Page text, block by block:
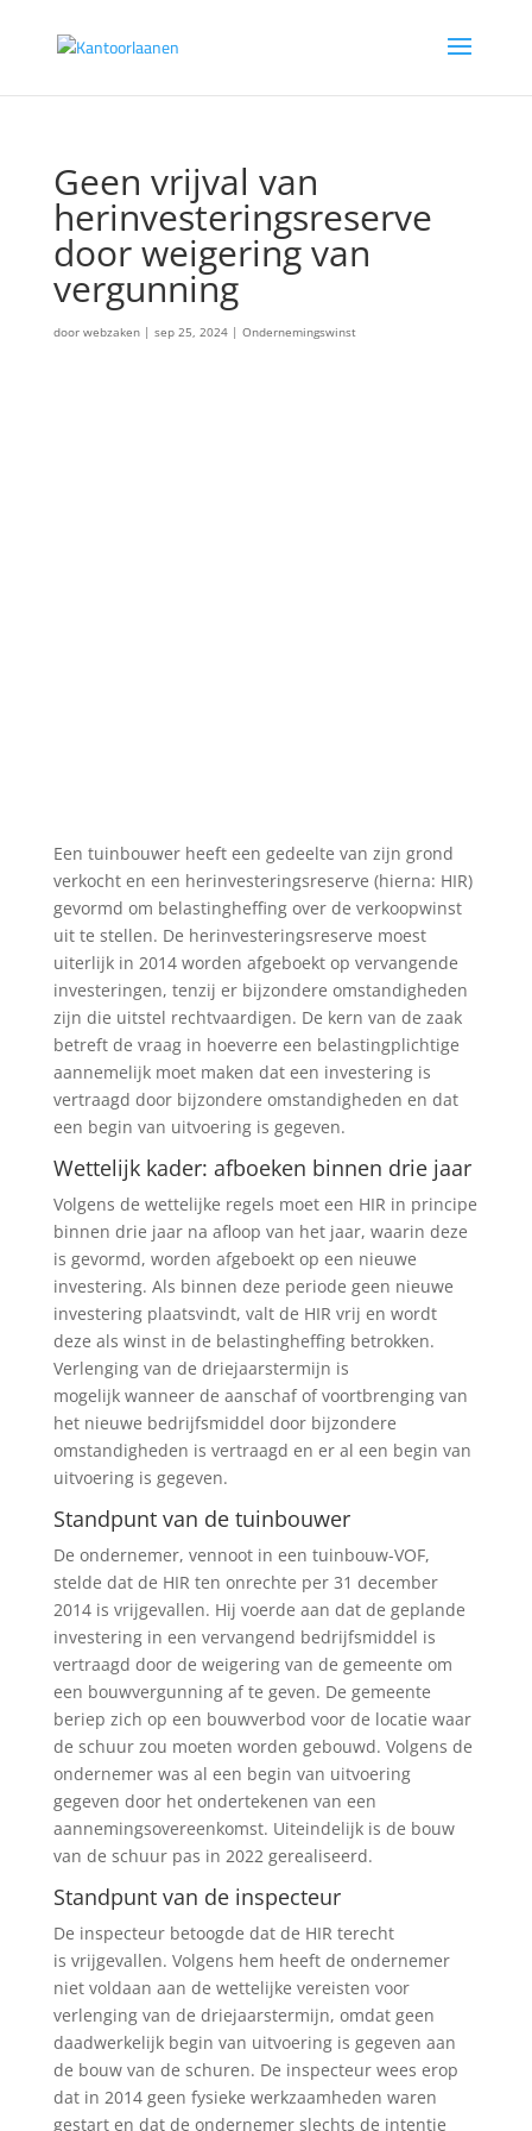
Geen vrijval van
herinvesteringsreserve
door weigering van
vergunning
door webzaken| sep 25, 2024| Ondernemingswinst
Een tuinbouwer heeft een gedeelte van zijn grond
verkocht en een herinvesteringsreserve (hierna: HIR)
gevormd om belastingheffing over de verkoopwinst
uit te stellen. De herinvesteringsreserve moest
uiterlijk in 2014 worden afgeboekt op vervangende
investeringen, tenzij er bijzondere omstandigheden
zijn die uitstel rechtvaardigen. De kern van de zaak
betreft de vraag in hoeverre een belastingplichtige
aannemelijk moet maken dat een investering is
vertraagd door bijzondere omstandigheden en dat
een begin van uitvoering is gegeven.
Wettelijk kader: afboeken binnen drie jaar
Volgens de wettelijke regels moet een HIR in principe
binnen drie jaar na afloop van het jaar, waarin deze
is gevormd, worden afgeboekt op een nieuwe
investering. Als binnen deze periode geen nieuwe
investering plaatsvindt, valt de HIR vrij en wordt
deze als winst in de belastingheffing betrokken.
Verlenging van de driejaarstermijn is
mogelijk wanneer de aanschaf of voortbrenging van
het nieuwe bedrijfsmiddel door bijzondere
omstandigheden is vertraagd en er al een begin van
uitvoering is gegeven.
Standpunt van de tuinbouwer
De ondernemer, vennoot in een tuinbouw-VOF,
stelde dat de HIR ten onrechte per 31 december
2014 is vrijgevallen. Hij voerde aan dat de geplande
investering in een vervangend bedrijfsmiddel is
vertraagd door de weigering van de gemeente om
een bouwvergunning af te geven. De gemeente
beriep zich op een bouwverbod voor de locatie waar
de schuur zou moeten worden gebouwd. Volgens de
ondernemer was al een begin van uitvoering
gegeven door het ondertekenen van een
aannemingsovereenkomst. Uiteindelijk is de bouw
van de schuur pas in 2022 gerealiseerd.
Standpunt van de inspecteur
De inspecteur betoogde dat de HIR terecht
is vrijgevallen. Volgens hem heeft de ondernemer
niet voldaan aan de wettelijke vereisten voor
verlenging van de driejaarstermijn, omdat geen
daadwerkelijk begin van uitvoering is gegeven aan
de bouw van de schuren. De inspecteur wees erop
dat in 2014 geen fysieke werkzaamheden waren
gestart en dat de ondernemer slechts de intentie